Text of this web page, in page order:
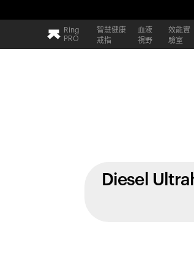
Ring
PRO
智慧健康
戒指
血液
視野
效能實
驗室
Diesel